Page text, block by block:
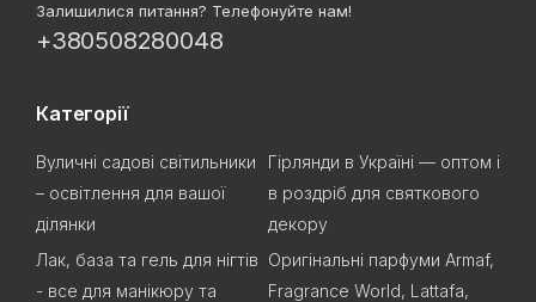
Залишилися питання? Телефонуйте нам!
+380508280048
Категорії
Вуличні садові світильники
– освітлення для вашої
ділянки
Гірлянди в Україні — оптом і
в роздріб для святкового
декору
Лак, база та гель для нігтів
- все для манікюру та
Оригінальні парфуми Armaf,
Fragrance World, Lattafa,